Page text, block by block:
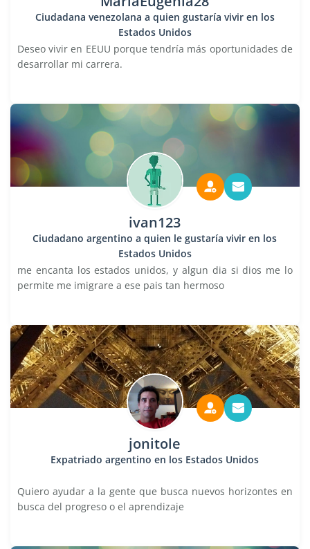
Ciudadana venezolana a quien gustaría vivir en los
Estados Unidos
Deseo vivir en EEUU porque tendría más oportunidades de
desarrollar mi carrera.
ivan123
Ciudadano argentino a quien le gustaría vivir en los
Estados Unidos
me encanta los estados unidos, y algun dia si dios me lo
permite me imigrare a ese pais tan hermoso
jonitole
Expatriado argentino en los Estados Unidos
Quiero ayudar a la gente que busca nuevos horizontes en
busca del progreso o el aprendizaje